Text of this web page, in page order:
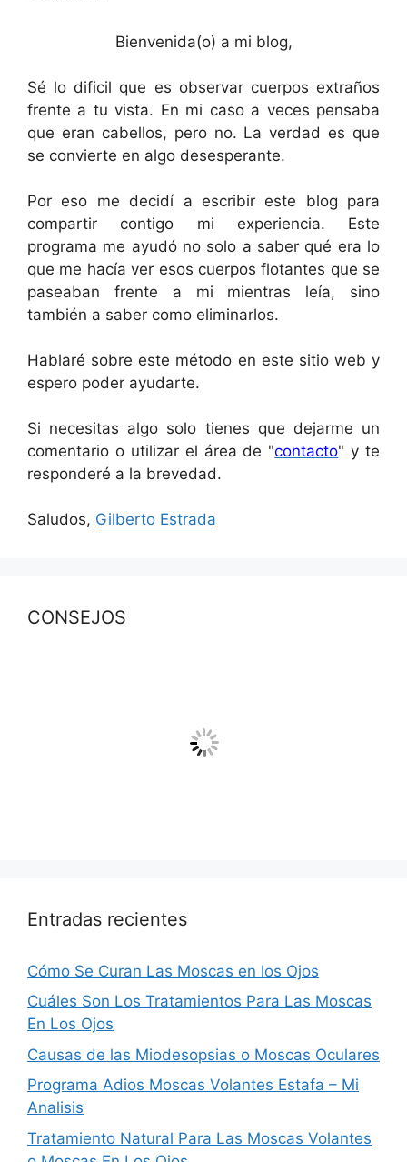
Bienvenida(o) a mi blog,
Sé lo dificil que es observar cuerpos extraños
frente a tu vista. En mi caso a veces pensaba
que eran cabellos, pero no. La verdad es que
se convierte en algo desesperante.
Por eso me decidí a escribir este blog para
compartir contigo mi experiencia. Este
programa me ayudó no solo a saber qué era lo
que me hacía ver esos cuerpos flotantes que se
paseaban frente a mi mientras leía, sino
también a saber como eliminarlos.
Hablaré sobre este método en este sitio web y
espero poder ayudarte.
Si necesitas algo solo tienes que dejarme un
comentario o utilizar el área de "contacto" y te
responderé a la brevedad.
Saludos, Gilberto Estrada
CONSEJOS
Entradas recientes
Cómo Se Curan Las Moscas en los Ojos
Cuáles Son Los Tratamientos Para Las Moscas
En Los Ojos
Causas de las Miodesopsias o Moscas Oculares
Programa Adios Moscas Volantes Estafa – Mi
Analisis
Tratamiento Natural Para Las Moscas Volantes